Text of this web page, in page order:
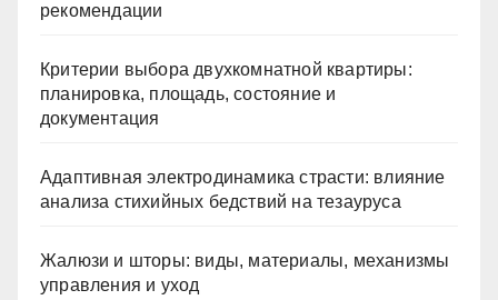
рекомендации
Критерии выбора двухкомнатной квартиры:
планировка, площадь, состояние и
документация
Адаптивная электродинамика страсти: влияние
анализа стихийных бедствий на тезауруса
Жалюзи и шторы: виды, материалы, механизмы
управления и уход